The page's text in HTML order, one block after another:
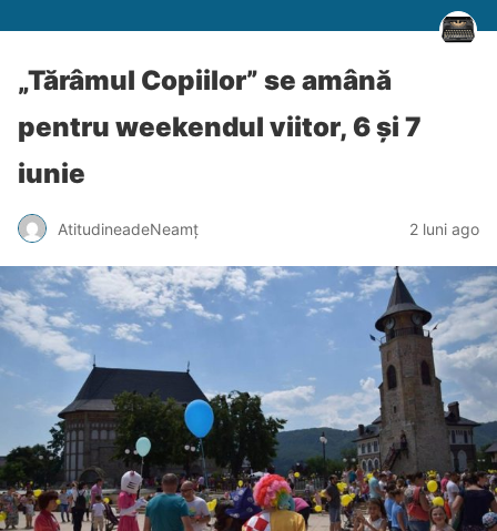
„Tărâmul Copiilor” se amână
pentru weekendul viitor, 6 și 7
iunie
AtitudineadeNeamț 2 luni ago